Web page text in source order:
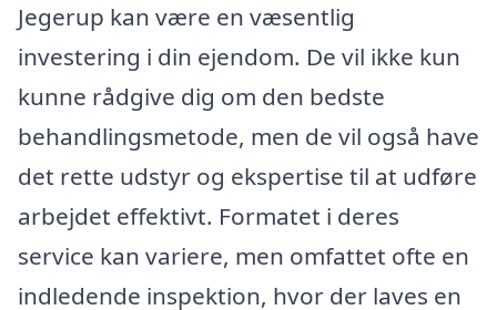
Jegerup kan være en væsentlig
investering i din ejendom. De vil ikke kun
kunne rådgive dig om den bedste
behandlingsmetode, men de vil også have
det rette udstyr og ekspertise til at udføre
arbejdet effektivt. Formatet i deres
service kan variere, men omfattet ofte en
indledende inspektion, hvor der laves en